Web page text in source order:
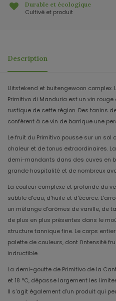
Durable et écologique
Cultivé et produit
Description
Uitstekend et buitengewoon complex.
Primitivo di Manduria est un vin
rustique de cette région. Des tanins
confèrent à ce vin de barrique une
Le fruit du Primitivo pousse sur un
chaleur et de tonus extraordinaires.
demi-mandants dans des cuves en
grande hospitalité et de nombreux
La couleur complexe et profonde du
subtile d'eau, d'huile et d'écorce.
un mélange d'arômes de vanille, de
de plus en plus présentes dans le
structure tannique fine. Le corps
palette de couleurs, dont l'intensité
indructible.
La demi-goutte de Primitivo de la
et 18 °C, dépasse largement les
Il s'agit également d'un produit qui